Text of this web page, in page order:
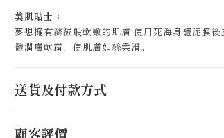
美肌貼士：
夢想擁有絲絨般軟嫩的肌膚 使用死海身體泥膜後
體潤膚軟霜，使肌膚如絲柔滑。
送貨及付款方式
顧客評價